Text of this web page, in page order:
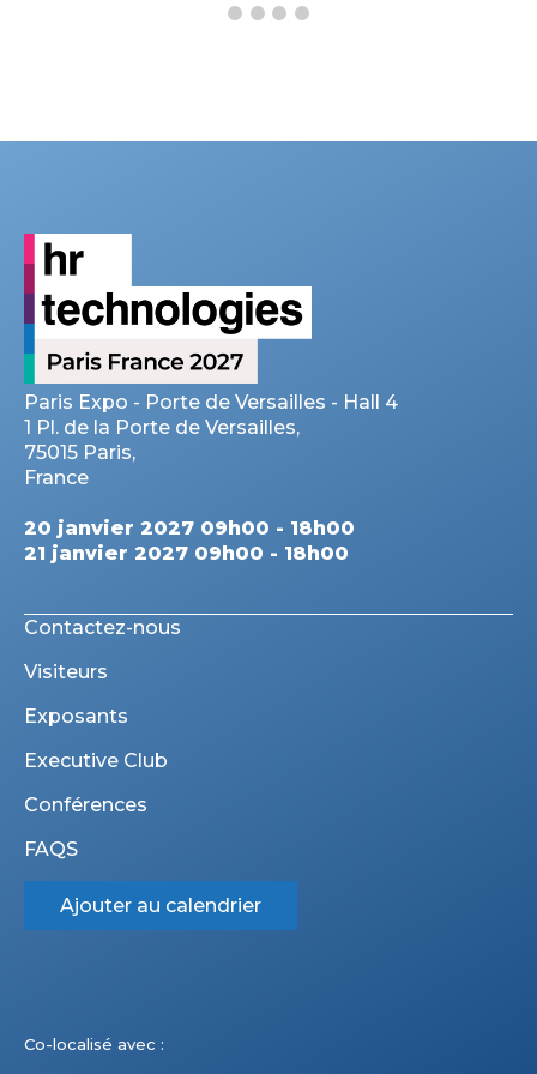
Paris Expo - Porte de Versailles - Hall 4
1 Pl. de la Porte de Versailles,
75015 Paris,
France
20 janvier 2027 09h00 - 18h00
21 janvier 2027 09h00 - 18h00
Contactez-nous
Visiteurs
Exposants
Executive Club
Conférences
FAQS
Ajouter au calendrier
Co-localisé avec :